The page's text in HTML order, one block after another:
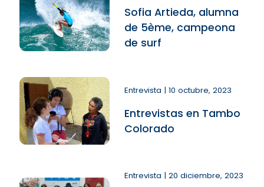
Sofia Artieda, alumna
de 5ème, campeona
de surf
Entrevista | 10 octubre, 2023
Entrevistas en Tambo
Colorado
Entrevista | 20 diciembre, 2023